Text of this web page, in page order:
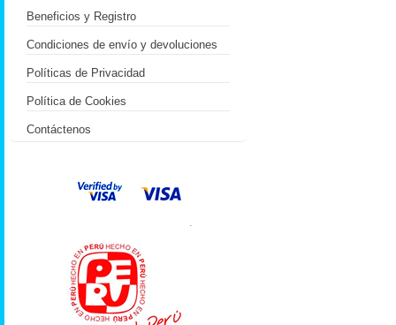
Beneficios y Registro
Condiciones de envío y devoluciones
Políticas de Privacidad
Política de Cookies
Contáctenos
.